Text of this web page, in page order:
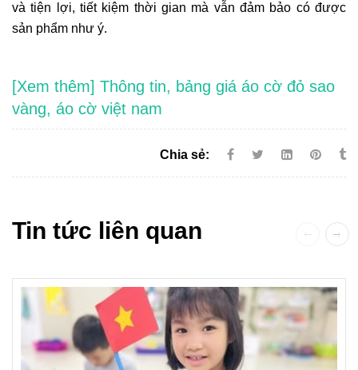
và tiện lợi, tiết kiệm thời gian mà vẫn đảm bảo có được
sản phẩm như ý.
[Xem thêm] Thông tin, bảng giá áo cờ đỏ sao
vàng, áo cờ việt nam
Chia sẻ:
Tin tức liên quan